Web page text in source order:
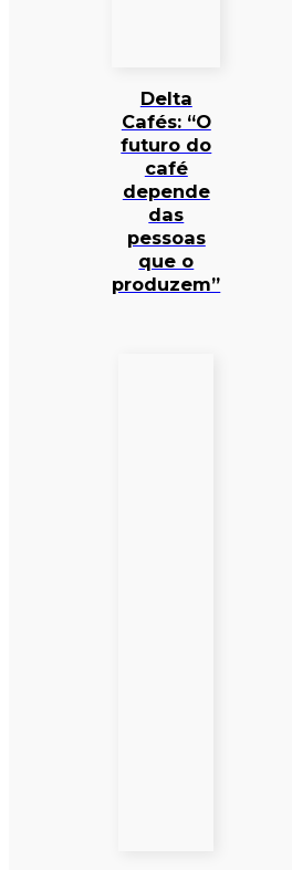
Delta
Cafés: “O
futuro do
café
depende
das
pessoas
que o
produzem”